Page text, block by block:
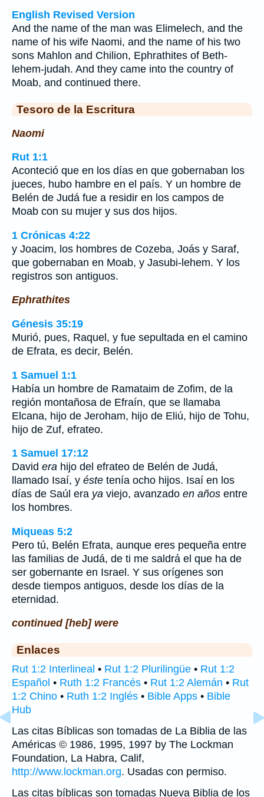
English Revised Version
And the name of the man was Elimelech, and the
name of his wife Naomi, and the name of his two
sons Mahlon and Chilion, Ephrathites of Beth-
lehem-judah. And they came into the country of
Moab, and continued there.
Tesoro de la Escritura
Naomi
Rut 1:1
Aconteció que en los días en que gobernaban los
jueces, hubo hambre en el país. Y un hombre de
Belén de Judá fue a residir en los campos de
Moab con su mujer y sus dos hijos.
1 Crónicas 4:22
y Joacim, los hombres de Cozeba, Joás y Saraf,
que gobernaban en Moab, y Jasubi-lehem. Y los
registros son antiguos.
Ephrathites
Génesis 35:19
Murió, pues, Raquel, y fue sepultada en el camino
de Efrata, es decir, Belén.
1 Samuel 1:1
Había un hombre de Ramataim de Zofim, de la
región montañosa de Efraín, que se llamaba
Elcana, hijo de Jeroham, hijo de Eliú, hijo de Tohu,
hijo de Zuf, efrateo.
1 Samuel 17:12
David era hijo del efrateo de Belén de Judá,
llamado Isaí, y éste tenía ocho hijos. Isaí en los
días de Saúl era ya viejo, avanzado en años entre
los hombres.
Miqueas 5:2
Pero tú, Belén Efrata, aunque eres pequeña entre
las familias de Judá, de ti me saldrá el que ha de
ser gobernante en Israel. Y sus orígenes son
desde tiempos antiguos, desde los días de la
eternidad.
continued [heb] were
Enlaces
Rut 1:2 Interlineal • Rut 1:2 Plurilingüe • Rut 1:2
Español • Ruth 1:2 Francés • Rut 1:2 Alemán • Rut
1:2 Chino • Ruth 1:2 Inglés • Bible Apps • Bible
Hub
Las citas Bíblicas son tomadas de La Biblia de las
Américas © 1986, 1995, 1997 by The Lockman
Foundation, La Habra, Calif,
http://www.lockman.org. Usadas con permiso.
Las citas bíblicas son tomadas Nueva Biblia de los